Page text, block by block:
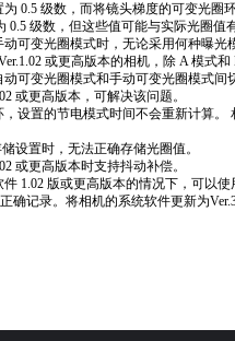
0.5 级数，而将镜头梯度的可变光圈
0.5 级数，但这些值可能与实际光圈值
可变光圈模式时，无论采用何种曝光
或更高版本的相机，除 A 模式
可变光圈模式和手动可变光圈模式间
或更高版本，可解决该问题。
设置的节电模式时间不会重新计算。
设置时，无法正确存储光圈值。
或更高版本时支持抖动补偿。
1.02 版或更高版本的情况下，可以使
确记录。将相机的系统软件更新为